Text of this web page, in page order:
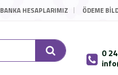
BANKA HESAPLARIMIZ ÖDEME
0